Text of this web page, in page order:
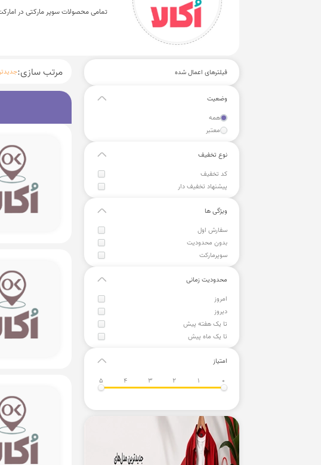
تمامی محصولات سوپر مارکتی در
فیلترهای اعمال شده
وضعیت
همه
معتبر
نوع تخفیف
کد تخفیف
پیشنهاد تخفیف دار
ویژگی ها
سفارش اول
بدون محدودیت
سوپرمارکت
محدودیت زمانی
امروز
دیروز
تا یک هفته پیش
تا یک ماه پیش
امتیاز
0
1
2
3
4
5
مرتب سازی: